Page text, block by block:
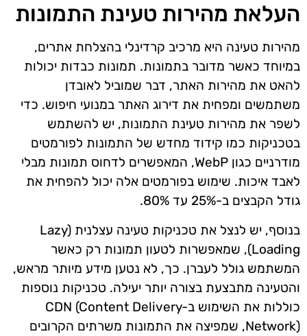
העלאת מהירות טעינת התמונות
מהירות טעינה היא מרכיב קרדינלי בהצלחת אתרים,
במיוחד כאשר מדובר בתמונות. תמונות כבדות יכולות
להאט את מהירות האתר, דבר שמוביל לאובדן
משתמשים ומפחית את דירוג האתר במנועי חיפוש. כדי
לשפר את מהירות טעינת התמונות, יש להשתמש
בטכניקות כמו קידוד מחדש של התמונות לפורמטים
מודרניים כגון WebP, המאפשרים לדחוס תמונות מבלי
לאבד איכות. שימוש בפורמטים אלה יכול להפחית את
גודל הקבצים ב-25% עד 80%.
בנוסף, יש לנצל את טכניקות טעינה עצלנית (Lazy
Loading), שמאפשרות לטעון תמונות רק כאשר
המשתמש גולל לעברן. כך, לא נטען מידע מיותר מראש,
והטעינה מתבצעת בצורה יותר יעילה. טכניקות נוספות
כוללות את השימוש ב-CDN (Content Delivery
Network), שמפיצה את התמונות משרתים הקרובים